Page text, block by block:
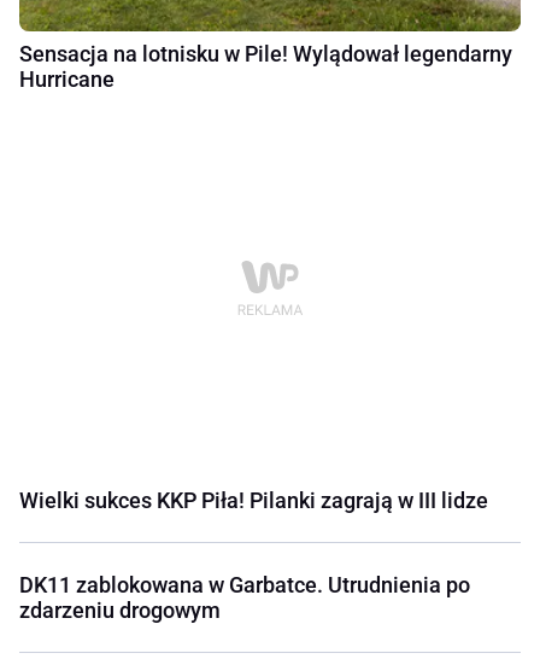
Sensacja na lotnisku w Pile! Wylądował legendarny
Hurricane
Wielki sukces KKP Piła! Pilanki zagrają w III lidze
DK11 zablokowana w Garbatce. Utrudnienia po
zdarzeniu drogowym